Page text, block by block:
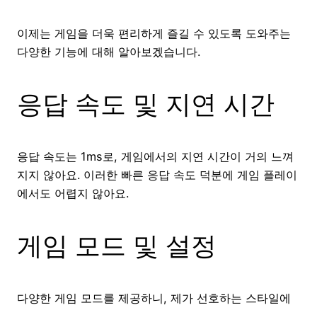
이제는 게임을 더욱 편리하게 즐길 수 있도록 도와주는
다양한 기능에 대해 알아보겠습니다.
응답 속도 및 지연 시간
응답 속도는 1ms로, 게임에서의 지연 시간이 거의 느껴
지지 않아요. 이러한 빠른 응답 속도 덕분에 게임 플레이
에서도 어렵지 않아요.
게임 모드 및 설정
다양한 게임 모드를 제공하니, 제가 선호하는 스타일에